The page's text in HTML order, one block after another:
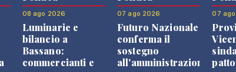
08 ago 2026
Luminarie e
bilancio a
Bassano:
commercianti e
07 ago 2026
Futuro Nazionale
conferma il
sostegno
all'amministrazione
07